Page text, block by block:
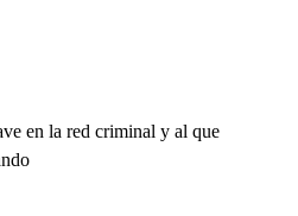
en la red criminal y al que